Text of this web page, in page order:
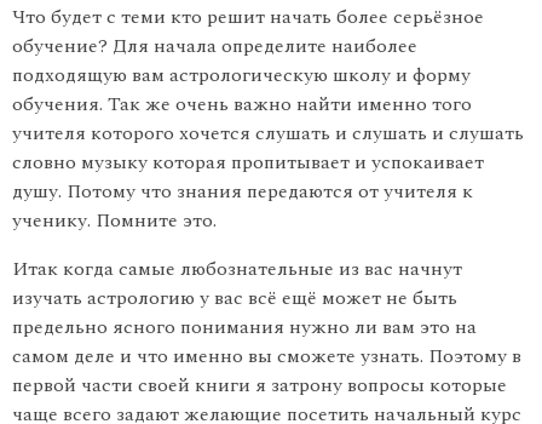
Что будет с теми кто решит начать более серьёзное
обучение? Для начала определите наиболее
подходящую вам астрологическую школу и форму
обучения. Так же очень важно найти именно того
учителя которого хочется слушать и слушать и слушать
словно музыку которая пропитывает и успокаивает
душу. Потому что знания передаются от учителя к
ученику. Помните это.
Итак когда самые любознательные из вас начнут
изучать астрологию у вас всё ещё может не быть
предельно ясного понимания нужно ли вам это на
самом деле и что именно вы сможете узнать. Поэтому в
первой части своей книги я затрону вопросы которые
чаще всего задают желающие посетить начальный курс